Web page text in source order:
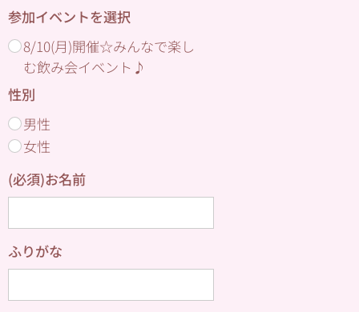
参加イベントを選択
8/10(月)開催☆みんなで楽し
む飲み会イベント♪
性別
男性
女性
(必須)お名前
ふりがな